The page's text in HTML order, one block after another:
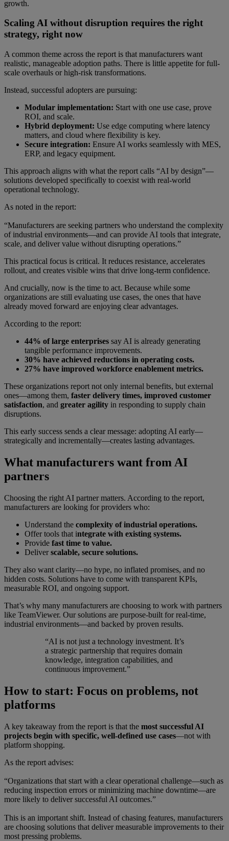
growth.
Scaling AI without disruption requires the right
strategy, right now
A common theme across the report is that manufacturers want
realistic, manageable adoption paths. There is little appetite for full-
scale overhauls or high-risk transformations.
Instead, successful adopters are pursuing:
Modular implementation: Start with one use case, prove
ROI, and scale.
Hybrid deployment: Use edge computing where latency
matters, and cloud where flexibility is key.
Secure integration: Ensure AI works seamlessly with MES,
ERP, and legacy equipment.
This approach aligns with what the report calls “AI by design”—
solutions developed specifically to coexist with real-world
operational technology.
As noted in the report:
“Manufacturers are seeking partners who understand the complexity
of industrial environments—and can provide AI tools that integrate,
scale, and deliver value without disrupting operations.”
This practical focus is critical. It reduces resistance, accelerates
rollout, and creates visible wins that drive long-term confidence.
And crucially, now is the time to act. Because while some
organizations are still evaluating use cases, the ones that have
already moved forward are enjoying clear advantages.
According to the report:
44% of large enterprises say AI is already generating
tangible performance improvements.
30% have achieved reductions in operating costs.
27% have improved workforce enablement metrics.
These organizations report not only internal benefits, but external
ones—among them, faster delivery times, improved customer
satisfaction, and greater agility in responding to supply chain
disruptions.
This early success sends a clear message: adopting AI early—
strategically and incrementally—creates lasting advantages.
What manufacturers want from AI
partners
Choosing the right AI partner matters. According to the report,
manufacturers are looking for providers who:
Understand the complexity of industrial operations.
Offer tools that integrate with existing systems.
Provide fast time to value.
Deliverscalable, secure solutions.
They also want clarity—no hype, no inflated promises, and no
hidden costs. Solutions have to come with transparent KPIs,
measurable ROI, and ongoing support.
That’s why many manufacturers are choosing to work with partners
like TeamViewer. Our solutions are purpose-built for real-time,
industrial environments—and backed by proven results.
“AI is not just a technology investment. It’s
a strategic partnership that requires domain
knowledge, integration capabilities, and
continuous improvement.”
How to start: Focus on problems, not
platforms
A key takeaway from the report is that the most successful AI
projects begin with specific, well-defined use cases—not with
platform shopping.
As the report advises:
“Organizations that start with a clear operational challenge—such as
reducing inspection errors or minimizing machine downtime—are
more likely to deliver successful AI outcomes.”
This is an important shift. Instead of chasing features, manufacturers
are choosing solutions that deliver measurable improvements to their
most pressing problems.